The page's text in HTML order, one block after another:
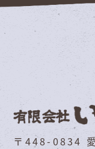
〒448-0834